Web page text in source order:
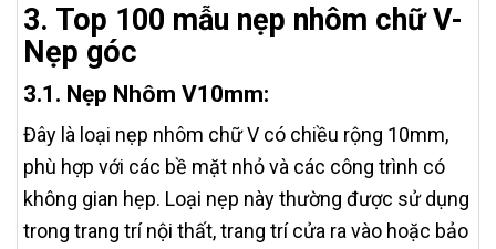
3. Top 100 mẫu nẹp nhôm chữ V-
Nẹp góc
3.1. Nẹp Nhôm V10mm:
Đây là loại nẹp nhôm chữ V có chiều rộng 10mm,
phù hợp với các bề mặt nhỏ và các công trình có
không gian hẹp. Loại nẹp này thường được sử dụng
trong trang trí nội thất, trang trí cửa ra vào hoặc bảo